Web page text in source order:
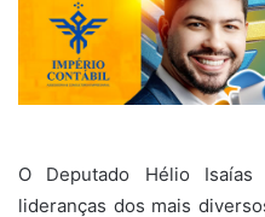
O Deputado Hélio
lideranças dos mais